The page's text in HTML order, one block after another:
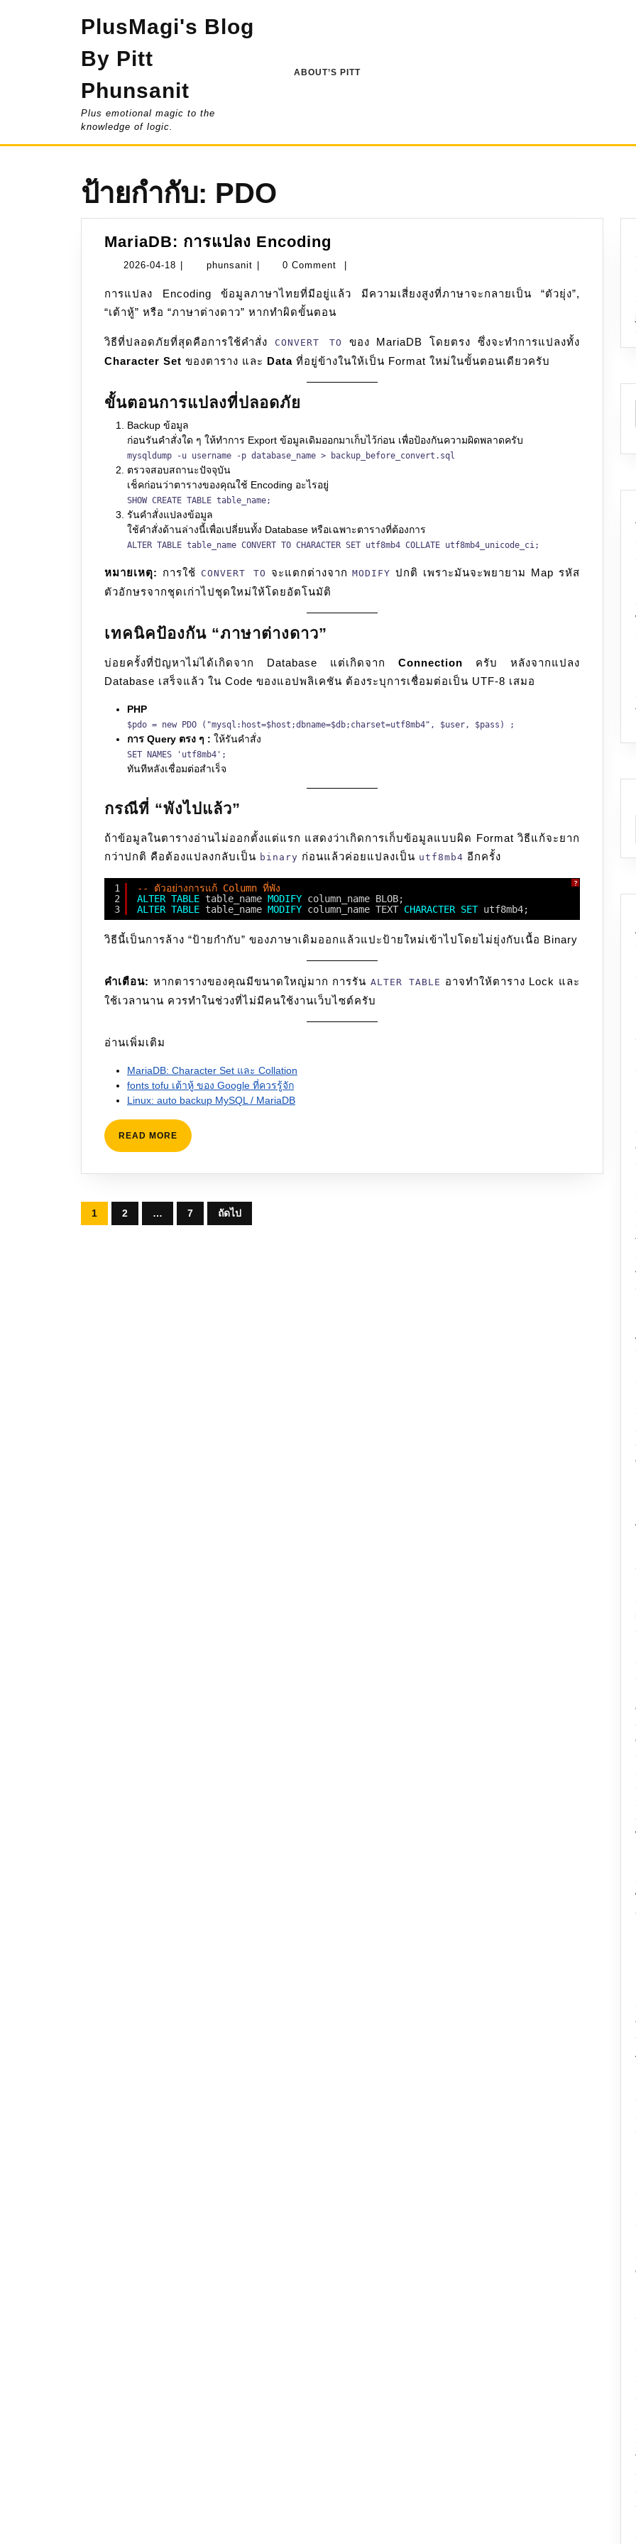
PlusMagi's Blog
By Pitt
Phunsanit
Plus emotional magic to the
knowledge of logic.
ABOUT’S PITT
ป้ายกำกับ: PDO
MariaDB: การแปลง Encoding
การ
Encoding
2026-04-18 2026-
18
phunsanit phunsanit0 Comment
การแปลง Encoding ข้อมูลภาษาไทยที่มีอยู่แล้ว มีความเสี่ยงสูงที่ภาษาจะกลายเป็น “ตัวยุ่ง”,
“เต้าหู้” หรือ “ภาษาต่างดาว” หากทำผิดขั้นตอน
วิธีที่ปลอดภัยที่สุดคือการใช้คำสั่ง CONVERT TO
ของ MariaDB โดยตรง ซึ่งจะทำการแปลงทั้ง
Character Set ของตาราง และ Data ที่อยู่ข้างในให้เป็น Format ใหม่ในขั้นตอนเดียวครับ
ขั้นตอนการแปลงที่ปลอดภัย
Backup ข้อมูล
ก่อนรันคำสั่งใด ๆ ให้ทำการ Export ข้อมูลเดิมออกมาเก็บไว้ก่อน เพื่อป้องกันความผิดพลาดครับ
mysqldump -u username -p database_name > backup_before_convert.sql
ตรวจสอบสถานะปัจจุบัน
เช็คก่อนว่าตารางของคุณใช้ Encoding อะไรอยู่
SHOW CREATE TABLE table_name;
รันคำสั่งแปลงข้อมูล
ใช้คำสั่งด้านล่างนี้เพื่อเปลี่ยนทั้ง Database หรือเฉพาะตารางที่ต้องการ
ALTER TABLE table_name CONVERT TO CHARACTER SET utf8mb4 COLLATE utf8mb4_unicode_ci;
หมายเหตุ: การใช้ CONVERT TO จะแตกต่างจากMODIFY ปกติ เพราะมันจะพยายาม Map รหัส
ตัวอักษรจากชุดเก่าไปชุดใหม่ให้โดยอัตโนมัติ
เทคนิคป้องกัน “ภาษาต่างดาว”
บ่อยครั้งที่ปัญหาไม่ได้เกิดจาก Database แต่เกิดจาก Connection ครับ หลังจากแปลง
Database เสร็จแล้ว ใน Code ของแอปพลิเคชัน ต้องระบุการเชื่อมต่อเป็น UTF-8 เสมอ
PHP
$pdo = new PDO ("mysql:host=$host;dbname=$db;charset=utf8mb4", $user, $pass) ;
การ Query ตรง ๆ : ให้รันคำสั่ง
SET NAMES 'utf8mb4';
ทันทีหลังเชื่อมต่อสำเร็จ
กรณีที่ “พังไปแล้ว”
ถ้าข้อมูลในตารางอ่านไม่ออกตั้งแต่แรก แสดงว่าเกิดการเก็บข้อมูลแบบผิด Format วิธีแก้จะยาก
กว่าปกติ คือต้องแปลงกลับเป็น binary ก่อนแล้วค่อยแปลงเป็น utf8mb4 อีกครั้ง
?
1
2
3
-- ตัวอย่างการแก้ Column ที่พัง
ALTER TABLE table_name MODIFY column_name BLOB;
ALTER TABLE table_name MODIFY column_name TEXT CHARACTER SET utf8mb4;
วิธีนี้เป็นการล้าง “ป้ายกำกับ” ของภาษาเดิมออกแล้วแปะป้ายใหม่เข้าไปโดยไม่ยุ่งกับเนื้อ Binary
คำเตือน: หากตารางของคุณมีขนาดใหญ่มาก การรัน ALTER TABLE อาจทำให้ตาราง Lock และ
ใช้เวลานาน ควรทำในช่วงที่ไม่มีคนใช้งานเว็บไซต์ครับ
อ่านเพิ่มเติม
MariaDB: Character Set และ Collation
fonts tofu เต้าหู้ ของ Google ที่ควรรู้จัก
Linux: auto backup MySQL / MariaDB
READ MORE READ
MORE
Posts
1 2 … 7 ถัดไป